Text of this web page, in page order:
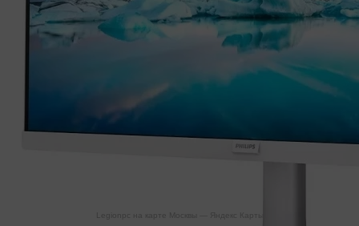
Legionpc на карте Москвы — Яндекс Карты